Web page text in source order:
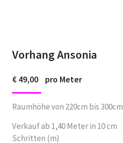
Vorhang Ansonia
€ 49,00 pro Meter
Raumhöhe von 220cm bis 300cm
Verkauf ab 1,40 Meter in 10 cm
Schritten (m)